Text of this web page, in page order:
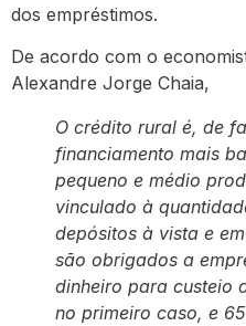
dos empréstimos.
De acordo com o
Alexandre Jorge Chaia,
O crédito rural é, de
financiamento mais
pequeno e médio
vinculado à
depósitos à vista e
são obrigados a
dinheiro para custeio
no primeiro caso, e